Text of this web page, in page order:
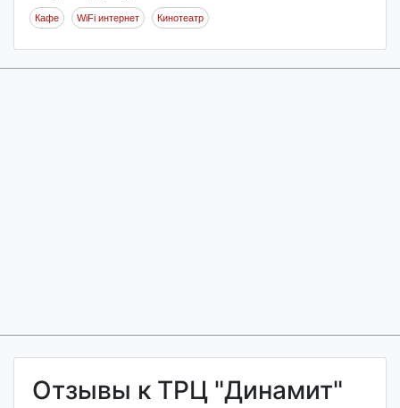
Кафе WiFi интернет Кинотеатр
Отзывы к ТРЦ "Динамит"